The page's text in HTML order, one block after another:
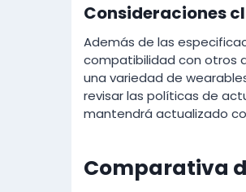
Consideraciones
Además de las
compatibilidad con otros
una variedad de
revisar las políticas de
mantendrá actualizado
Comparativa